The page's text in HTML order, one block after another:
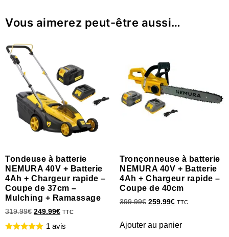
Vous aimerez peut-être aussi…
Tondeuse à batterie
NEMURA 40V + Batterie
4Ah + Chargeur rapide –
Coupe de 37cm –
Mulching + Ramassage
319.99€ 249.99€ TTC
1 avis
Tronçonneuse à batterie
NEMURA 40V + Batterie
4Ah + Chargeur rapide –
Coupe de 40cm
399.99€ 259.99€ TTC
Ajouter au panier